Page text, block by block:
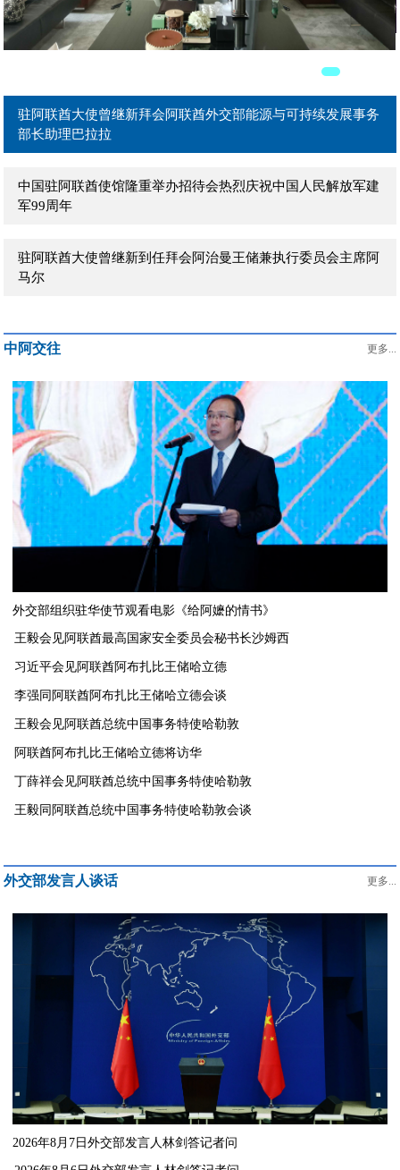
驻阿联酋大使曾继新拜会阿联酋外贸部长宰尤迪
驻阿联酋大使曾继新拜会阿联酋外交部能源与可持续发展事务
部长助理巴拉拉
中国驻阿联酋使馆隆重举办招待会热烈庆祝中国人民解放军建
军99周年
驻阿联酋大使曾继新到任拜会阿治曼王储兼执行委员会主席阿
马尔
默德
中阿交往 更多...
外交部组织驻华使节观看电影《给阿嬷的情书》
王毅会见阿联酋最高国家安全委员会秘书长沙姆西
习近平会见阿联酋阿布扎比王储哈立德
李强同阿联酋阿布扎比王储哈立德会谈
​王毅会见阿联酋总统中国事务特使哈勒敦
阿联酋阿布扎比王储哈立德将访华
丁薛祥会见阿联酋总统中国事务特使哈勒敦
王毅同阿联酋总统中国事务特使哈勒敦会谈
外交部发言人谈话 更多...
2026年8月7日外交部发言人林剑答记者问